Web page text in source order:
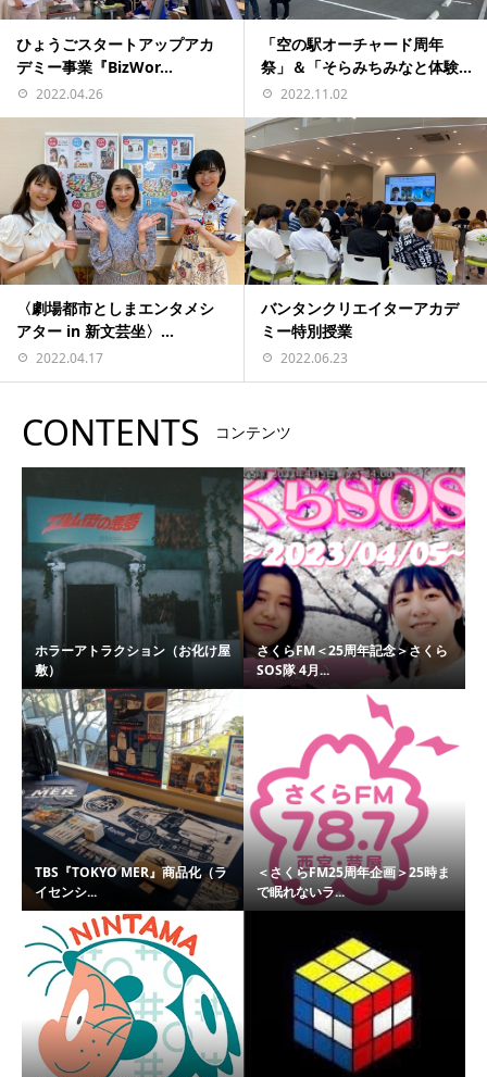
ひょうごスタートアップアカ
デミー事業『BizWor...
2022.04.26
「空の駅オーチャード周年
祭」＆「そらみちみなと体験...
2022.11.02
〈劇場都市としまエンタメシ
アター in 新文芸坐〉...
2022.04.17
バンタンクリエイターアカデ
ミー特別授業
2022.06.23
CONTENTS コンテンツ
ホラーアトラクション（お化け屋
敷）
さくらFM＜25周年記念＞さくら
SOS隊 4月...
TBS『TOKYO MER』商品化（ラ
イセンシ...
＜さくらFM25周年企画＞25時ま
で眠れないラ...